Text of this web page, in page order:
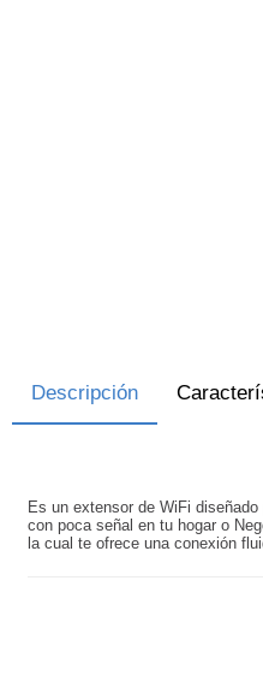
Descripción
Es un extensor de WiFi
con poca señal en tu hogar o
la cual te ofrece una conexión